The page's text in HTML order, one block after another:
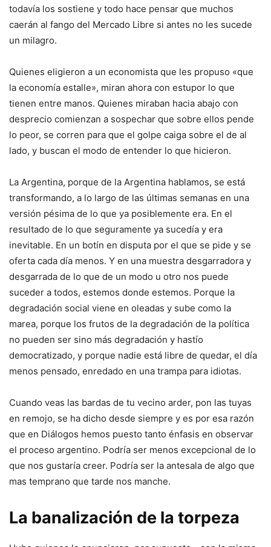
todavía los sostiene y todo hace pensar que muchos
caerán al fango del Mercado Libre si antes no les sucede
un milagro.
Quienes eligieron a un economista que les propuso «que
la economía estalle», miran ahora con estupor lo que
tienen entre manos. Quienes miraban hacia abajo con
desprecio comienzan a sospechar que sobre ellos pende
lo peor, se corren para que el golpe caiga sobre el de al
lado, y buscan el modo de entender lo que hicieron.
La Argentina, porque de la Argentina hablamos, se está
transformando, a lo largo de las últimas semanas en una
versión pésima de lo que ya posiblemente era. En el
resultado de lo que seguramente ya sucedía y era
inevitable. En un botín en disputa por el que se pide y se
oferta cada día menos. Y en una muestra desgarradora y
desgarrada de lo que de un modo u otro nos puede
suceder a todos, estemos donde estemos. Porque la
degradación social viene en oleadas y sube como la
marea, porque los frutos de la degradación de la política
no pueden ser sino más degradación y hastío
democratizado, y porque nadie está libre de quedar, el día
menos pensado, enredado en una trampa para idiotas.
Cuando veas las bardas de tu vecino arder, pon las tuyas
en remojo, se ha dicho desde siempre y es por esa razón
que en Diálogos hemos puesto tanto énfasis en observar
el proceso argentino. Podría ser menos excepcional de lo
que nos gustaría creer. Podría ser la antesala de algo que
mas temprano que tarde nos manche.
La banalización de la torpeza